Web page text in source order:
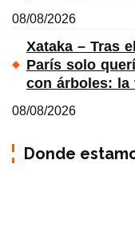
08/08/2026
Xataka – Tras
París solo
con árboles: la
08/08/2026
Donde